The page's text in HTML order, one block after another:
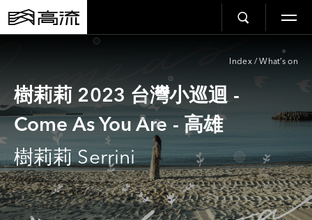
Index / What’s on
樹莉莉 2023 台灣小巡迴 -
Come As You Are - 高雄
樹莉莉 Serrini